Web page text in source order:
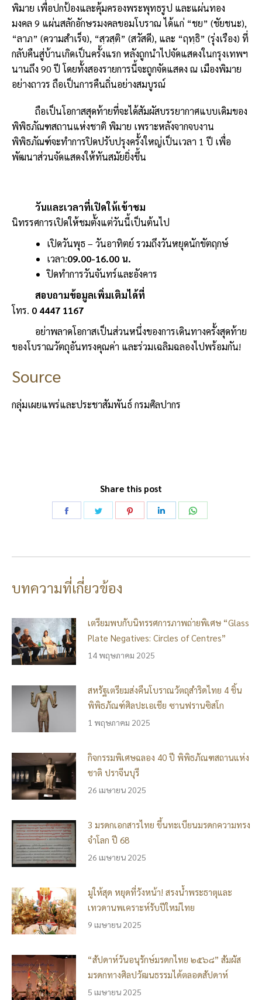
พิมาย เพื่อปกป้องและคุ้มครองพระพุทธรูป และแผ่นทอง
มงคล 9 แผ่นสลักอักษรมงคลขอมโบราณ ได้แก่ “ชย” (ชัยชนะ),
“ลาภ” (ความสำเร็จ), “สฺวสฺติ” (สวัสดี), และ “ฤทฺธิ” (รุ่งเรือง) ที่
กลับคืนสู่บ้านเกิดเป็นครั้งแรก หลังถูกนำไปจัดแสดงในกรุงเทพฯ
นานถึง 90ปี โดยทั้งสองรายการนี้จะถูกจัดแสดง ณ เมืองพิมาย
อย่างถาวร ถือเป็นการคืนถิ่นอย่างสมบูรณ์
ถือเป็นโอกาสสุดท้ายที่จะได้สัมผัสบรรยากาศแบบเดิมของ
พิพิธภัณฑสถานแห่งชาติ พิมาย เพราะหลังจากจบงาน
พิพิธภัณฑ์จะทำการปิดปรับปรุงครั้งใหญ่เป็นเวลา 1ปี เพื่อ
พัฒนาส่วนจัดแสดงให้ทันสมัยยิ่งขึ้น
วันและเวลาที่เปิดให้เข้าชม
นิทรรศการเปิดให้ชมตั้งแต่วันนี้เป็นต้นไป
เปิดวันพุธ – วันอาทิตย์ รวมถึงวันหยุดนักขัตฤกษ์
เวลา:09.00-16.00 น.
ปิดทำการวันจันทร์และอังคาร
สอบถามข้อมูลเพิ่มเติมได้ที่
โทร. 0 4447 1167
อย่าพลาดโอกาสเป็นส่วนหนึ่งของการเดินทางครั้งสุดท้าย
ของโบราณวัตถุอันทรงคุณค่า และร่วมเฉลิมฉลองไปพร้อมกัน!
Source
กลุ่มเผยแพร่และประชาสัมพันธ์ กรมศิลปากร
Share this post
บทความที่เกี่ยวข้อง
เตรียมพบกับนิทรรศการภาพถ่ายพิเศษ “Glass
Plate Negatives: Circles of Centres”
14 พฤษภาคม 2025
สหรัฐเตรียมส่งคืนโบราณวัตถุสำริดไทย 4 ชิ้น
พิพิธภัณฑ์ศิลปะเอเชีย ซานฟรานซิสโก
1 พฤษภาคม 2025
กิจกรรมพิเศษฉลอง 40 ปี พิพิธภัณฑสถานแห่ง
ชาติ ปราจีนบุรี
26 เมษายน 2025
3 มรดกเอกสารไทย ขึ้นทะเบียนมรดกความทรง
จำโลก ปี 68
26 เมษายน 2025
มูให้สุด หยุดที่วังหน้า! สรงน้ำพระธาตุและ
เทวดานพเคราะห์รับปีใหม่ไทย
9 เมษายน 2025
“สัปดาห์วันอนุรักษ์มรดกไทย ๒๕๖๘” สัมผัส
มรดกทางศิลปวัฒนธรรมได้ตลอดสัปดาห์
5 เมษายน 2025